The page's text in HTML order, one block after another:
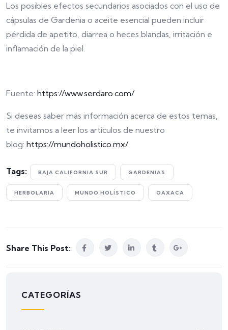
Los posibles efectos secundarios asociados con el uso de
cápsulas de Gardenia o aceite esencial pueden incluir
pérdida de apetito, diarrea o heces blandas, irritación e
inflamación de la piel.
Fuente: https://www.serdaro.com/
Si deseas saber más información acerca de estos temas,
te invitamos a leer los artículos de nuestro
blog: https://mundoholistico.mx/
Tags: BAJA CALIFORNIA SUR GARDENIAS
HERBOLARIA MUNDO HOLÍSTICO OAXACA
Share This Post:
CATEGORÍAS